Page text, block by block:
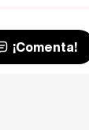
¡Comenta!